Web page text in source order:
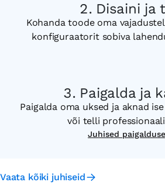
Disaini ja
Kohanda toode oma
konfiguraatorit sobiva
Paigalda ja
Paigalda oma uksed ja aknad
või telli
Juhised
Vaata kõiki juhiseid